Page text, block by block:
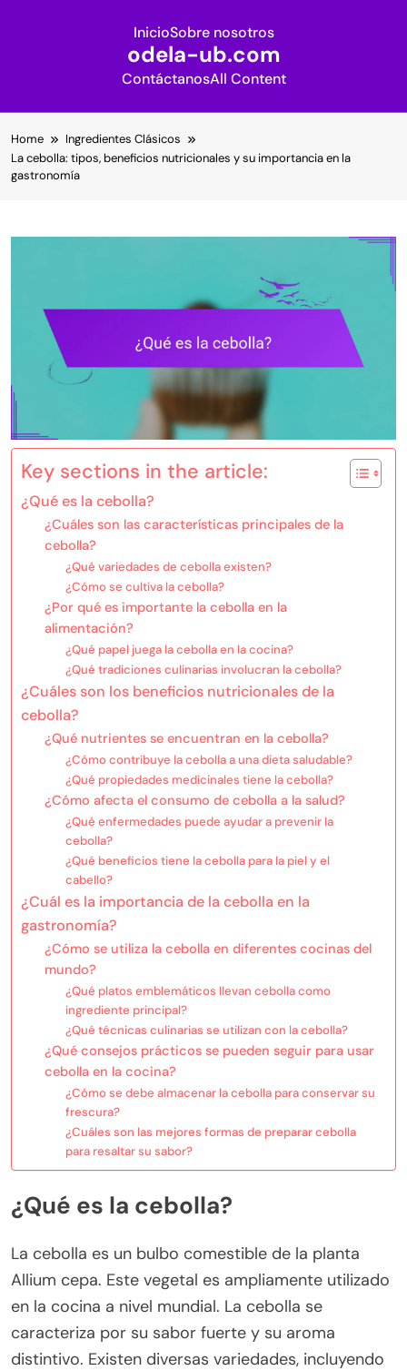
InicioSobre nosotros
odela-ub.com
ContáctanosAll Content
to
content
Home
Ingredientes Clásicos
La cebolla: tipos, beneficios nutricionales y su importancia en la
gastronomía
Key sections in the article:
¿Qué es la cebolla?
¿Cuáles son las características principales de la
cebolla?
¿Qué variedades de cebolla existen?
¿Cómo se cultiva la cebolla?
¿Por qué es importante la cebolla en la
alimentación?
¿Qué papel juega la cebolla en la cocina?
¿Qué tradiciones culinarias involucran la cebolla?
¿Cuáles son los beneficios nutricionales de la
cebolla?
¿Qué nutrientes se encuentran en la cebolla?
¿Cómo contribuye la cebolla a una dieta saludable?
¿Qué propiedades medicinales tiene la cebolla?
¿Cómo afecta el consumo de cebolla a la salud?
¿Qué enfermedades puede ayudar a prevenir la
cebolla?
¿Qué beneficios tiene la cebolla para la piel y el
cabello?
¿Cuál es la importancia de la cebolla en la
gastronomía?
¿Cómo se utiliza la cebolla en diferentes cocinas del
mundo?
¿Qué platos emblemáticos llevan cebolla como
ingrediente principal?
¿Qué técnicas culinarias se utilizan con la cebolla?
¿Qué consejos prácticos se pueden seguir para usar
cebolla en la cocina?
¿Cómo se debe almacenar la cebolla para conservar su
frescura?
¿Cuáles son las mejores formas de preparar cebolla
para resaltar su sabor?
¿Qué es la cebolla?
La cebolla es un bulbo comestible de la planta
Allium cepa. Este vegetal es ampliamente utilizado
en la cocina a nivel mundial. La cebolla se
caracteriza por su sabor fuerte y su aroma
distintivo. Existen diversas variedades, incluyendo